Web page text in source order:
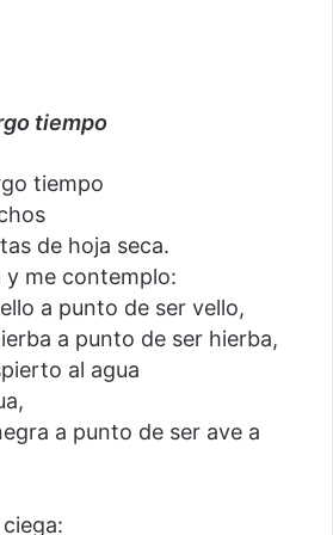
tiempo
tiempo
de hoja seca.
y me contemplo:
a punto de ser vello,
a punto de ser hierba,
al agua
a punto de ser ave a